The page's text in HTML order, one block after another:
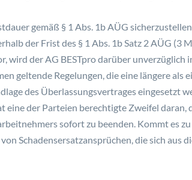
gemäß § 1 Abs. 1b AÜG
der Frist des § 1 Abs. 1b Satz 2 AÜG (3
wird der AG BESTpro darüber
geltende Regelungen, die eine längere
des Überlassungsvertrages eingesetzt
eine der Parteien berechtigte Zweifel
sofort zu beenden. Kommt es
Schadensersatzansprüchen, die sich aus